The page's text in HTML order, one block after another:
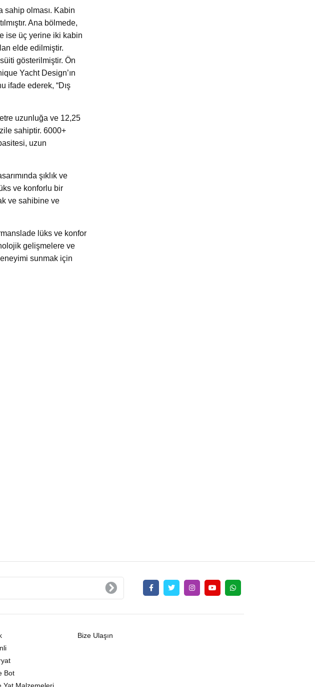
sahip olması. Kabin
Ana bölmede,
ise üç yerine iki kabin
elde edilmiştir.
gösterilmiştir. Ön
Yacht Design’ın
ifade ederek, “Dış
uzunluğa ve 12,25
sahiptir. 6000+
uzun
şıklık ve
ve konforlu bir
ve sahibine ve
lüks ve konfor
gelişmelere ve
sunmak için
Bot
Bize Ulaşın